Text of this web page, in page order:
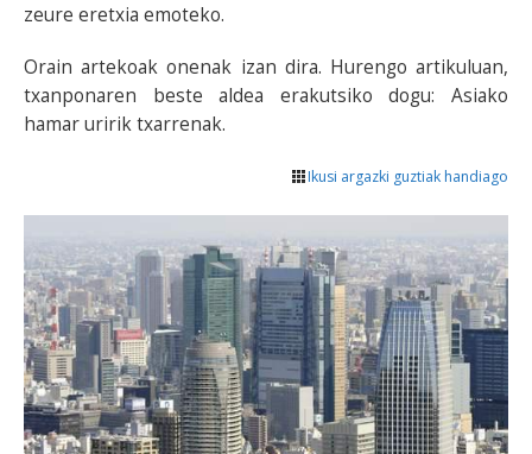
zeure eretxia emoteko.
Orain artekoak onenak izan dira. Hurengo artikuluan,
txanponaren beste aldea erakutsiko dogu: Asiako
hamar uririk txarrenak.
Ikusi argazki guztiak handiago